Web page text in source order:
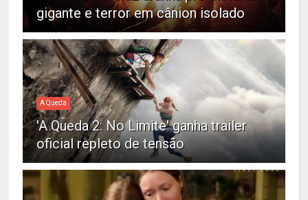
gigante e terror em cânion isolado
A Queda
'A Queda 2: No Limite' ganha trailer
oficial repleto de tensão